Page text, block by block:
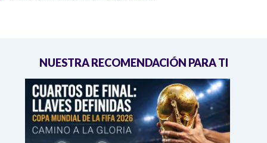
NUESTRA RECOMENDACIÓN PARA TI